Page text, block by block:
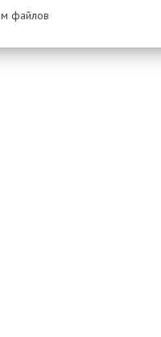
файлов